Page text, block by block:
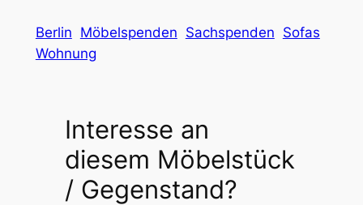
Berlin Möbelspenden Sachspenden Sofas
Wohnung
Interesse an
diesem Möbelstück
/ Gegenstand?